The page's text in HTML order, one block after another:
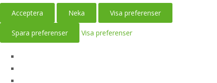
Acceptera Neka Visa preferenser
Spara preferenser Visa preferenser